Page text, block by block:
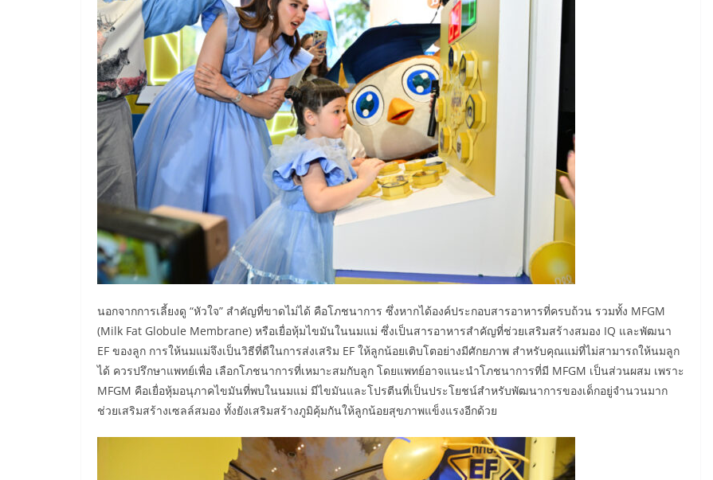
นอกจากการเลี้ยงดู “หัวใจ” สำคัญที่ขาดไม่ได้ คือโภชนาการ ซึ่งหากได้องค์ประกอบสารอาหารที่ครบถ้วน รวมทั้ง MFGM
(Milk Fat Globule Membrane) หรือเยื่อหุ้มไขมันในนมแม่ ซึ่งเป็นสารอาหารสำคัญที่ช่วยเสริมสร้างสมอง IQ และพัฒนา
EF ของลูก การให้นมแม่จึงเป็นวิธีที่ดีในการส่งเสริม EF ให้ลูกน้อยเติบโตอย่างมีศักยภาพ สำหรับคุณแม่ที่ไม่สามารถให้นมลูก
ได้ ควรปรึกษาแพทย์เพื่อ เลือกโภชนาการที่เหมาะสมกับลูก โดยแพทย์อาจแนะนำโภชนาการที่มี MFGM เป็นส่วนผสม เพราะ
MFGM คือเยื่อหุ้มอนุภาคไขมันที่พบในนมแม่ มีไขมันและโปรตีนที่เป็นประโยชน์สำหรับพัฒนาการของเด็กอยู่จำนวนมาก
ช่วยเสริมสร้างเซลล์สมอง ทั้งยังเสริมสร้างภูมิคุ้มกันให้ลูกน้อยสุขภาพแข็งแรงอีกด้วย